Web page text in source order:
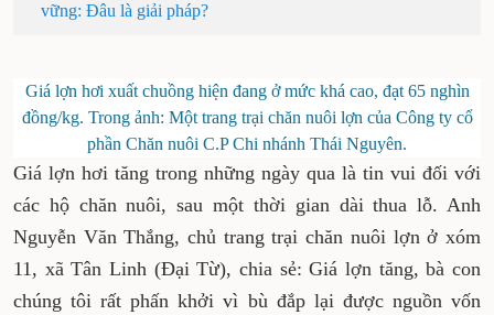
vững: Đâu là giải pháp?
Giá lợn hơi xuất chuồng hiện đang ở mức khá cao, đạt 65 nghìn
đồng/kg. Trong ảnh: Một trang trại chăn nuôi lợn của Công ty cổ
phần Chăn nuôi C.P Chi nhánh Thái Nguyên.
Giá lợn hơi tăng trong những ngày qua là tin vui đối với
các hộ chăn nuôi, sau một thời gian dài thua lỗ. Anh
Nguyễn Văn Thắng, chủ trang trại chăn nuôi lợn ở xóm
11, xã Tân Linh (Đại Từ), chia sẻ: Giá lợn tăng, bà con
chúng tôi rất phấn khởi vì bù đắp lại được nguồn vốn